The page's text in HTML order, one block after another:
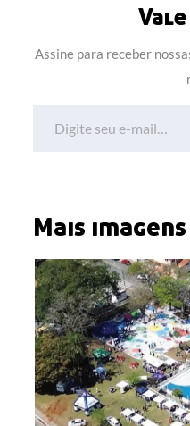
Assine para receber
Mais imagens